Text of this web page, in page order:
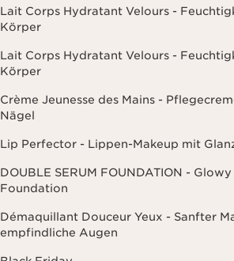
Lait Corps Hydratant Velours -
Körper
Lait Corps Hydratant Velours -
Körper
Crème Jeunesse des Mains -
Nägel
Lip Perfector - Lippen-Makeup mit
DOUBLE SERUM FOUNDATION -
Foundation
Démaquillant Douceur Yeux - Sanfter
empfindliche Augen